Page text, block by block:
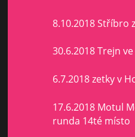
8.10.2018 Stříbro
30.6.2018 Trejn
6.7.2018 zetky v
17.6.2018 Motul
runda 14té místo